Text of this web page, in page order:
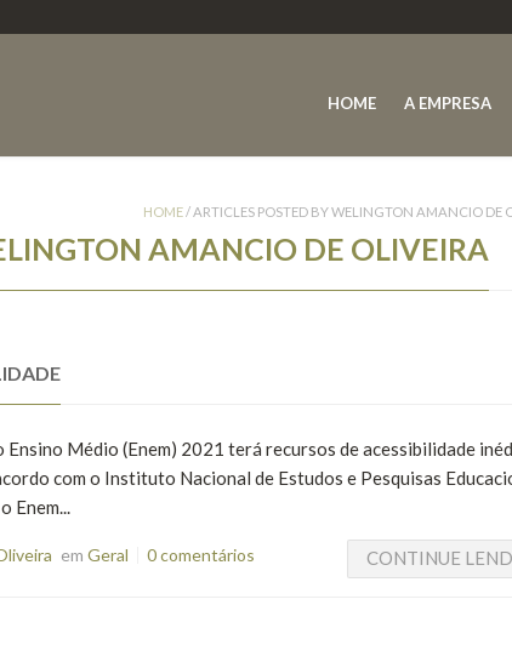
HOME A EMPRESA
HOME/ARTICLES POSTED BY WELINGTON AMANCIO DE
AMANCIO DE OLIVEIRA
Médio (Enem) 2021 terá recursos de acessibilidade
com o Instituto Nacional de Estudos e Pesquisas
Enem...
em Geral 0 comentários CONTINUE